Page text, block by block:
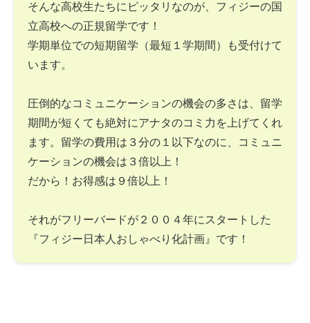
そんな高校生たちにピッタリなのが、フィジーの国
立高校への正規留学です！
学期単位での短期留学（最短１学期間）も受付けて
います。
圧倒的なコミュニケーションの機会の多さは、留学
期間が短くても絶対にアナタのコミ力を上げてくれ
ます。留学の費用は３分の１以下なのに、コミュニ
ケーションの機会は３倍以上！
だから！お得感は９倍以上！
それがフリーバードが２００４年にスタートした
『フィジー日本人おしゃべり化計画』です！